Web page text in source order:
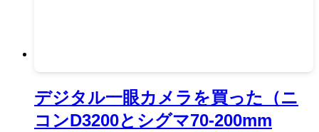
デジタル一眼カメラを買った（ニ
コンD3200とシグマ70-200mm